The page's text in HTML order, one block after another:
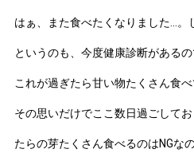
はぁ、また食べたくなりました…。
というのも、今度健康診断がある
これが過ぎたら甘い物たくさん食べ
その思いだけでここ数日過ごしてお
たらの芽たくさん食べるのはNGな